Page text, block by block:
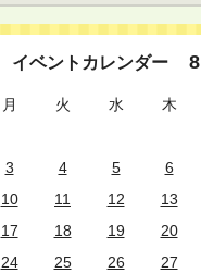
イベントカレンダー 8
月 火 水 木
3 4 5 6
10 11 12 13
17 18 19 20
24 25 26 27